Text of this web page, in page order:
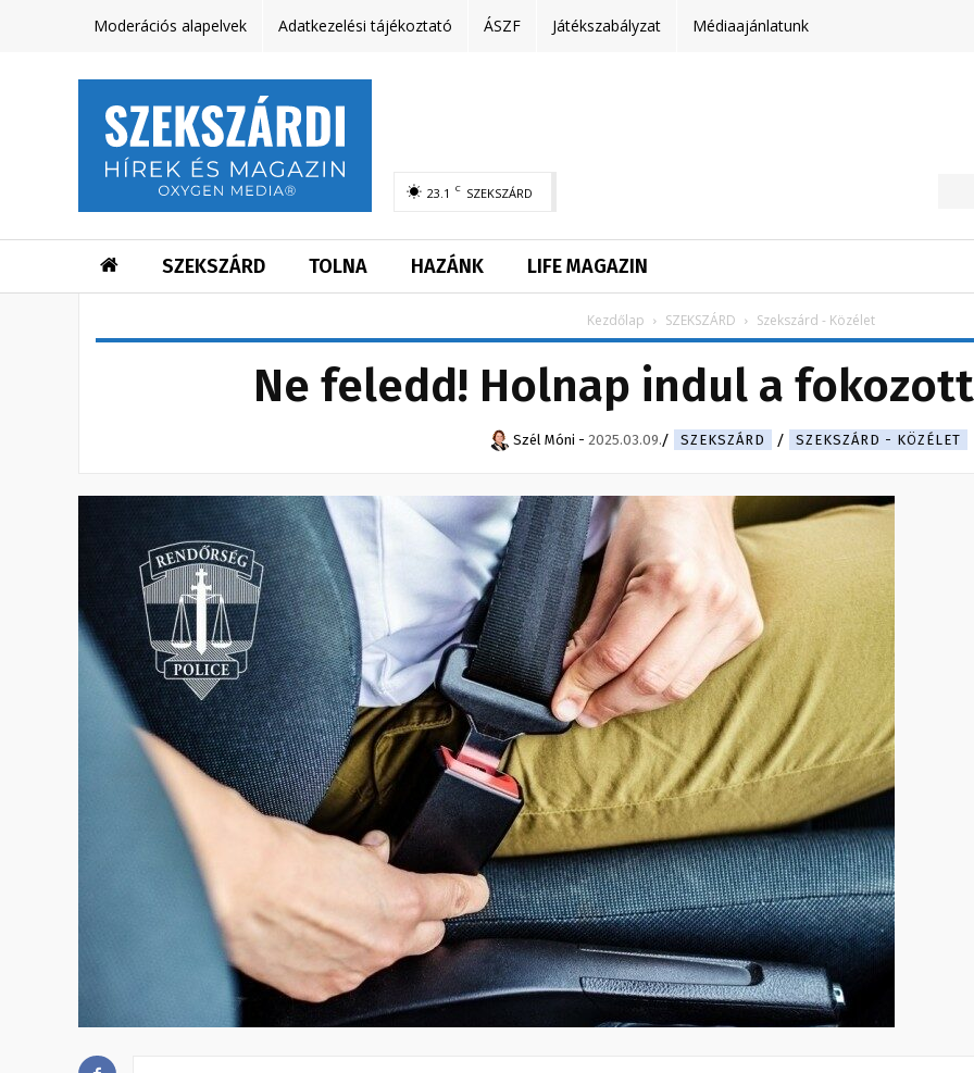
Moderációs alapelvek Adatkezelési tájékoztató ÁSZF Játékszabályzat Médiaajánlatunk
23.1 C SZEKSZÁRD
SZEKSZÁRD TOLNA HAZÁNK LIFE MAGAZIN
Kezdőlap SZEKSZÁRD Szekszárd - Közélet
Ne feledd! Holnap indul a
Szél Móni - 2025.03.09. SZEKSZÁRD SZEKSZÁRD - KÖZÉLET